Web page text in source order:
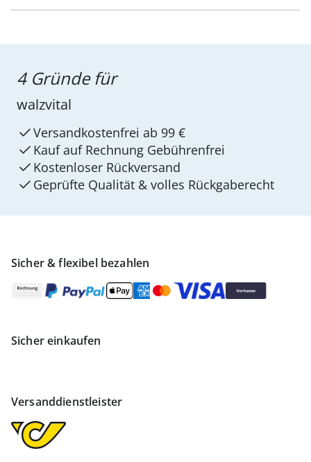
Sicher & flexibel bezahlen
Sicher einkaufen
Versanddienstleister
4 Gründe für
walzvital
Versandkostenfrei ab 99 €
Kauf auf Rechnung Gebührenfrei
Kostenloser Rückversand
Geprüfte Qualität & volles Rückgaberecht